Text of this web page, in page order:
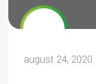
august 24, 2020